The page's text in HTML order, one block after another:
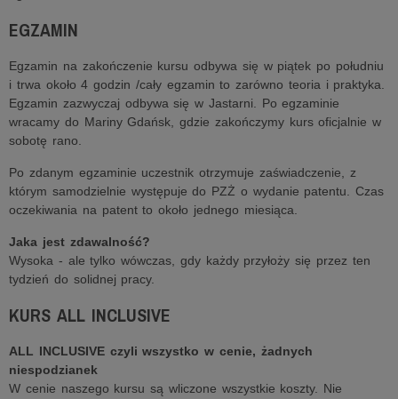
EGZAMIN
Egzamin na zakończenie kursu odbywa się w piątek po południu
i trwa około 4 godzin /cały egzamin to zarówno teoria i praktyka.
Egzamin zazwyczaj odbywa się w Jastarni. Po egzaminie
wracamy do Mariny Gdańsk, gdzie zakończymy kurs oficjalnie w
sobotę rano.
Po zdanym egzaminie uczestnik otrzymuje zaświadczenie, z
którym samodzielnie występuje do PZŻ o wydanie patentu. Czas
oczekiwania na patent to około jednego miesiąca.
Jaka jest zdawalność?
Wysoka - ale tylko wówczas, gdy każdy przyłoży się przez ten
tydzień do solidnej pracy.
KURS ALL INCLUSIVE
ALL INCLUSIVE czyli wszystko w cenie, żadnych
niespodzianek
W cenie naszego kursu są wliczone wszystkie koszty. Nie